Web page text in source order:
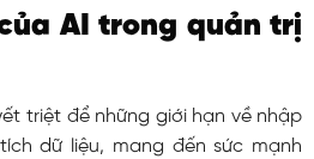
AI trong quản trị
triệt để những giới hạn về nhập
dữ liệu, mang đến sức mạnh